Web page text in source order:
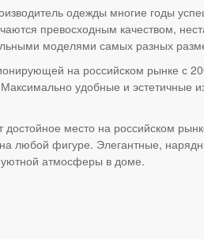
одежды многие годы
превосходным качеством,
моделями самых разных
на российском рынке с
удобные и эстетичные
место на российском
любой фигуре. Элегантные,
уютной атмосферы в доме.